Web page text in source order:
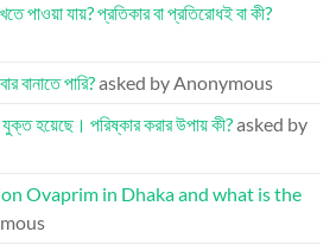
পাওয়া যায়? প্রতিকার বা প্রতিরোধই বা কী?
বানাতে পারি?asked by Anonymous
হয়েছে। পরিষ্কার করার উপায় কী?asked by
Ovaprim in Dhaka and what is the